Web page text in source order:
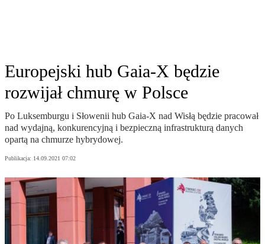
Europejski hub Gaia-X będzie
rozwijał chmurę w Polsce
Po Luksemburgu i Słowenii hub Gaia-X nad Wisłą będzie pracował
nad wydajną, konkurencyjną i bezpieczną infrastrukturą danych
opartą na chmurze hybrydowej.
Publikacja: 14.09.2021 07:02